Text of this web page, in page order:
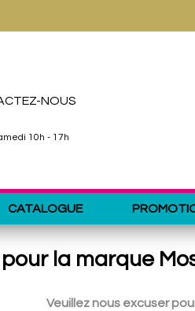
NOUS
10h - 17h
CATALOGUE
la marque
Veuillez nous excuser